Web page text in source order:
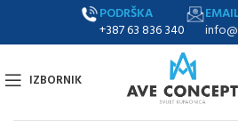
PODRŠKA
+387 63 836 340
IZBORNIK